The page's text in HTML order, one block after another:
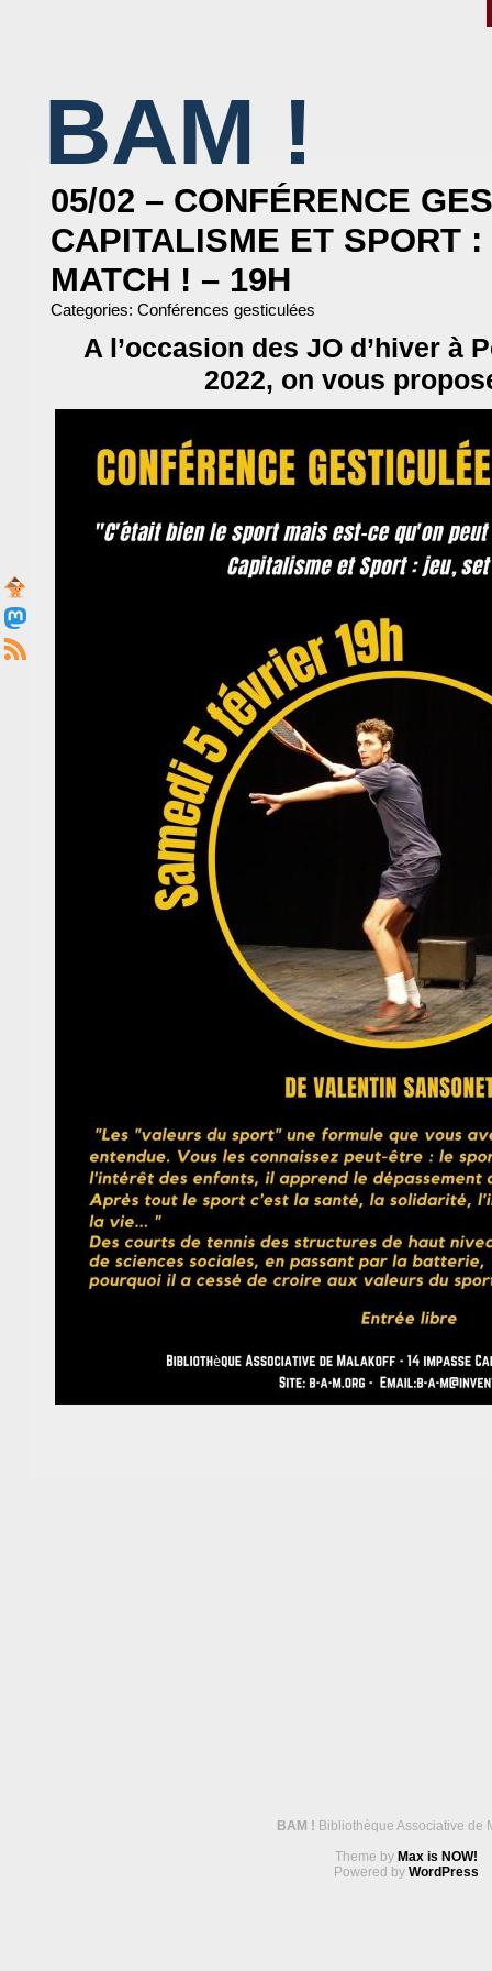
BAM !
05/02 – CONFÉRENCE
CAPITALISME ET SPORT
MATCH ! – 19H
Categories: Conférences gesticulées
A l’occasion des JO d’hiver à
2022, on vous
BAM ! Bibliothèque Associative de
Theme by Max is NOW!
Powered by WordPress